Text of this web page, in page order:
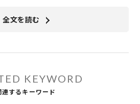
全文を読む
KEYWORD
連するキーワード